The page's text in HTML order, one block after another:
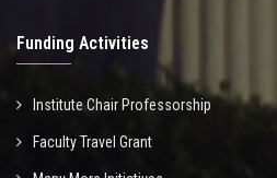
Funding Activities
Institute Chair Professorship
Faculty Travel Grant